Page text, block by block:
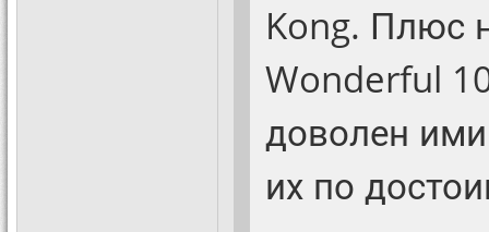
Kong. Плюс
Wonderful
доволен
их по